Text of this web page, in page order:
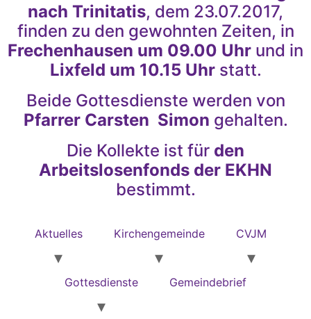
nach Trinitatis, dem 23.07.2017,
finden zu den gewohnten Zeiten, in
Frechenhausen um 09.00 Uhr und in
Lixfeld um 10.15 Uhrstatt.
Beide Gottesdienste werden von
Pfarrer Carsten Simon gehalten.
Die Kollekte ist für den
Arbeitslosenfonds der EKHN
bestimmt.
Aktuelles Kirchengemeinde CVJM
Gottesdienste Gemeindebrief